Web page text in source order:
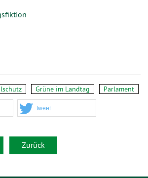
Grüne im Landtag Parlament
tweet
Zurück